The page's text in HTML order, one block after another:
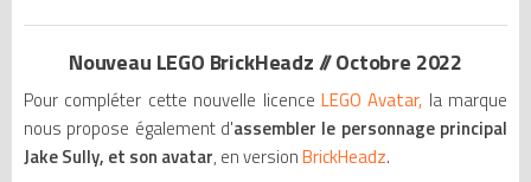
Nouveau LEGO BrickHeadz // Octobre 2022
Pour compléter cette nouvelle licence LEGO Avatar, la marque
nous propose également d'assembler le personnage principal
Jake Sully, et son avatar, en versionBrickHeadz.